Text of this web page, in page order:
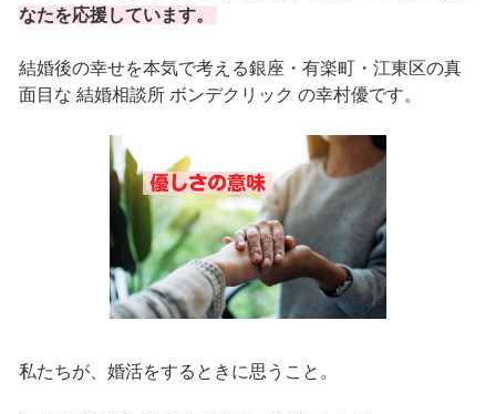
なたを応援しています。
結婚後の幸せを本気で考える銀座・有楽町・江東区の真
面目な 結婚相談所 ボンデクリック の幸村優です。
私たちが、婚活をするときに思うこと。